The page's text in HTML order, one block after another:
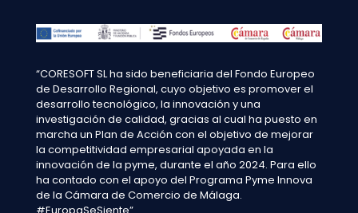
“CORESOFT SL ha sido beneficiaria del Fondo Europeo
de Desarrollo Regional, cuyo objetivo es promover el
desarrollo tecnológico, la innovación y una
investigación de calidad, gracias al cual ha puesto en
marcha un Plan de Acción con el objetivo de mejorar
la competitividad empresarial apoyada en la
innovación de la pyme, durante el año 2024. Para ello
ha contado con el apoyo del Programa Pyme Innova
de la Cámara de Comercio de Málaga.